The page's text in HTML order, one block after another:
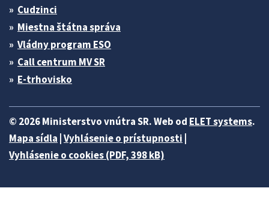
Cudzinci
Miestna štátna správa
Vládny program ESO
Call centrum MV SR
E-trhovisko
© 2026 Ministerstvo vnútra SR. Web od ELET systems.
Mapa sídla Vyhlásenie o prístupnosti
Vyhlásenie o cookies (PDF, 398 kB)